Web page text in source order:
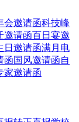
会邀请函科技峰
邀请函百日宴邀
日邀请函满月电
函国风邀请函自
家邀请函